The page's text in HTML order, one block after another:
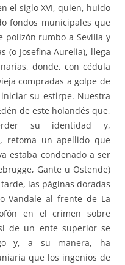
el siglo XVI, quien, huido
fondos municipales que
polizón rumbo a Sevilla y
(o Josefina Aurelia), llega
donde, con cédula
compradas a golpe de
su estirpe. Nuestra
de este holandés que,
su identidad y,
retoma un apellido que
estaba condenado a ser
Gante u Ostende)
las páginas doradas
Vandale al frente de La
en el crimen sobre
de un ente superior se
y, a su manera, ha
que los ingenios de